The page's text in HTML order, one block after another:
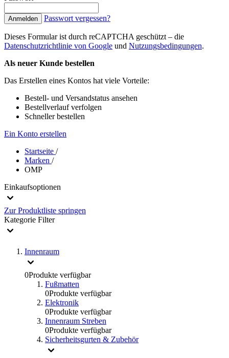
Anmelden Passwort vergessen?
Dieses Formular ist durch reCAPTCHA geschützt – die
Datenschutzrichtlinie von Google und Nutzungsbedingungen.
Als neuer Kunde bestellen
Das Erstellen eines Kontos hat viele Vorteile:
Bestell- und Versandstatus ansehen
Bestellverlauf verfolgen
Schneller bestellen
Ein Konto erstellen
Startseite /
Marken /
OMP
Einkaufsoptionen
Zur Produktliste springen
Kategorie Filter
Innenraum
0Produkte verfügbar
Fußmatten
0Produkte verfügbar
Elektronik
0Produkte verfügbar
Innenraum Streben
0Produkte verfügbar
Sicherheitsgurten & Zubehör